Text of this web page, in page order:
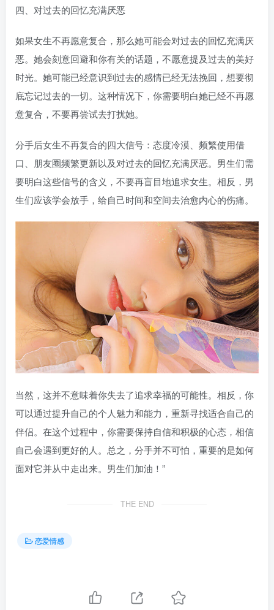
四、对过去的回忆充满厌恶
如果女生不再愿意复合，那么她可能会对过去的回忆充满厌
恶。她会刻意回避和你有关的话题，不愿意提及过去的美好
时光。她可能已经意识到过去的感情已经无法挽回，想要彻
底忘记过去的一切。这种情况下，你需要明白她已经不再愿
意复合，不要再尝试去打扰她。
分手后女生不再复合的四大信号：态度冷漠、频繁使用借
口、朋友圈频繁更新以及对过去的回忆充满厌恶。男生们需
要明白这些信号的含义，不要再盲目地追求女生。相反，男
生们应该学会放手，给自己时间和空间去治愈内心的伤痛。
当然，这并不意味着你失去了追求幸福的可能性。相反，你
可以通过提升自己的个人魅力和能力，重新寻找适合自己的
伴侣。在这个过程中，你需要保持自信和积极的心态，相信
自己会遇到更好的人。总之，分手并不可怕，重要的是如何
面对它并从中走出来。男生们加油！”
THE END
恋爱情感